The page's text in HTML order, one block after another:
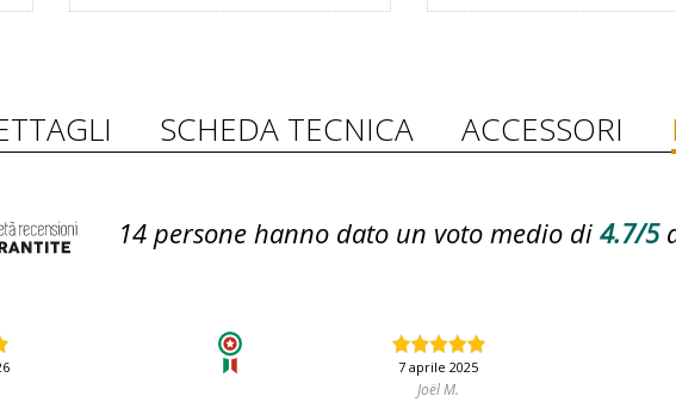
SCHEDA TECNICA ACCESSORI
14persone hanno dato un voto medio di4.7/5
7 aprile 2025
Joël M.